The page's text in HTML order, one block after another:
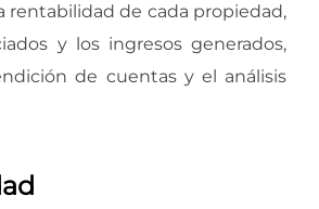
rentabilidad de cada propiedad,
y los ingresos generados,
de cuentas y el análisis